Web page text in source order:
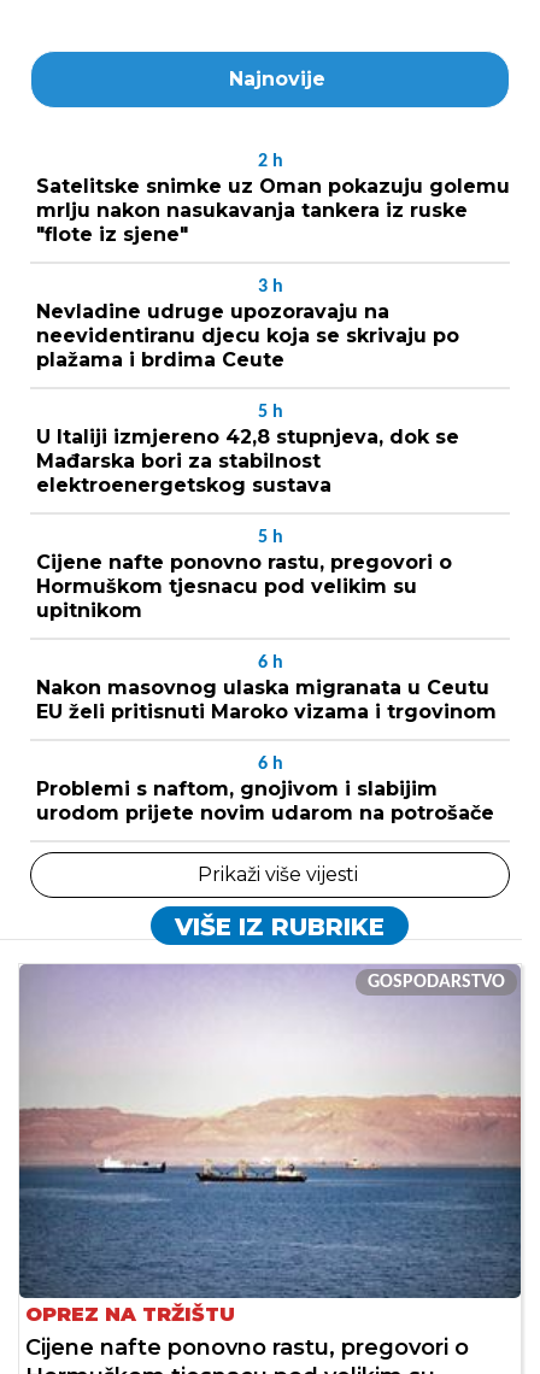
Najnovije
2 h
Satelitske snimke uz Oman pokazuju golemu
mrlju nakon nasukavanja tankera iz ruske
"flote iz sjene"
3 h
Nevladine udruge upozoravaju na
neevidentiranu djecu koja se skrivaju po
plažama i brdima Ceute
5 h
U Italiji izmjereno 42,8 stupnjeva, dok se
Mađarska bori za stabilnost
elektroenergetskog sustava
5 h
Cijene nafte ponovno rastu, pregovori o
Hormuškom tjesnacu pod velikim su
upitnikom
6 h
Nakon masovnog ulaska migranata u Ceutu
EU želi pritisnuti Maroko vizama i trgovinom
6 h
Problemi s naftom, gnojivom i slabijim
urodom prijete novim udarom na potrošače
Prikaži više vijesti
VIŠE IZ RUBRIKE
GOSPODARSTVO
OPREZ NA TRŽIŠTU
Cijene nafte ponovno rastu, pregovori o